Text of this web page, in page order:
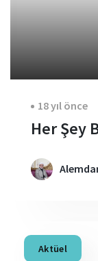
18 yıl önce
Her Şey
Aktüel